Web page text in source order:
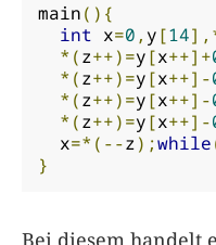
main(){
int x=0 , y[14
*(z++)=y[x++]+
*(z++)=y[x++]-
*(z++)=y[x++]-
*(z++)=y[x++]-
  x
=*(--z);while
}